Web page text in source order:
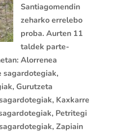
Santiagomendin
zeharko errelebo
proba. Aurten 11
taldek parte-
Alorrenea
sagardotegiak,
Gurutzeta
Kaxkarre
Petritegi
Zapiain